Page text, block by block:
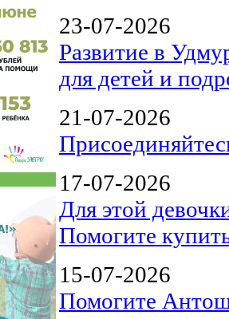
23-07-2026
Развитие в
для детей и
21-07-2026
17-07-2026
Для этой
Помогите
15-07-2026
Помогите